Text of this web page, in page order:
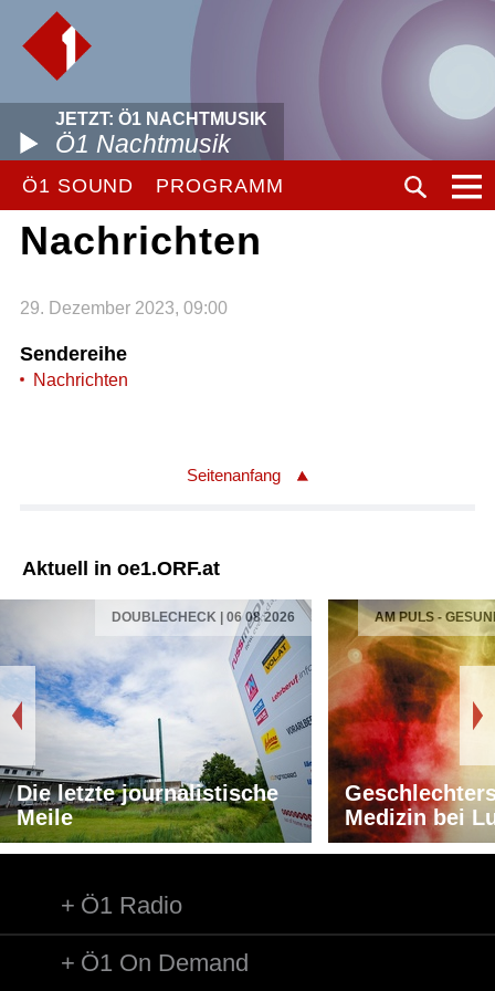
JETZT: Ö1 NACHTMUSIK
Ö1 Nachtmusik
Ö1 SOUND PROGRAMM
Nachrichten
29. Dezember 2023, 09:00
Sendereihe
Nachrichten
Seitenanfang
Aktuell in oe1.ORF.at
DOUBLECHECK | 06 08 2026
Die letzte journalistische
Meile
AM PULS -
Medizin bei
Ö1 Radio
Ö1 On Demand